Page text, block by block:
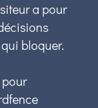
a pour
bloquer.